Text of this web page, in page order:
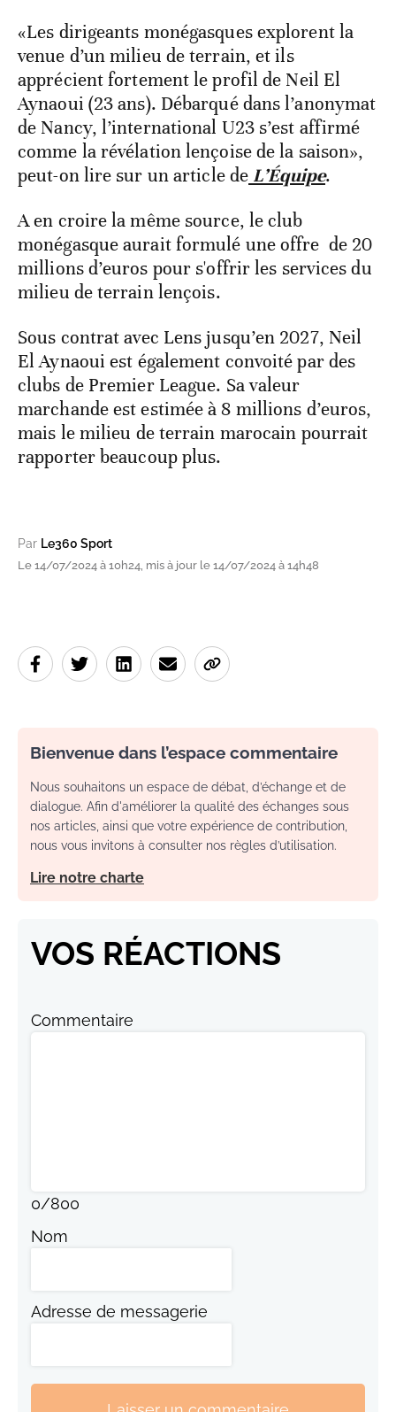
«Les dirigeants monégasques explorent la
venue d’un milieu de terrain, et ils
apprécient fortement le profil de Neil El
Aynaoui (23 ans). Débarqué dans l’anonymat
de Nancy, l’international U23 s’est affirmé
comme la révélation lençoise de la saison»,
peut-on lire sur un article de L’Équipe.
A en croire la même source, le club
monégasque aurait formulé une offre de 20
millions d’euros pour s'offrir les services du
milieu de terrain lençois.
Sous contrat avec Lens jusqu’en 2027, Neil
El Aynaoui est également convoité par des
clubs de Premier League. Sa valeur
marchande est estimée à 8 millions d’euros,
mais le milieu de terrain marocain pourrait
rapporter beaucoup plus.
Par Le360 Sport
Le 14/07/2024 à 10h24, mis à jour le 14/07/2024 à 14h48
Bienvenue dans l’espace commentaire
Nous souhaitons un espace de débat, d’échange et de
dialogue. Afin d'améliorer la qualité des échanges sous
nos articles, ainsi que votre expérience de contribution,
nous vous invitons à consulter nos règles d’utilisation.
Lire notre charte
VOS RÉACTIONS
Commentaire
0/800
Nom
Adresse de messagerie